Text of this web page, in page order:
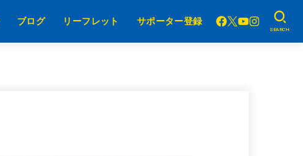
ブログ リーフレット サポーター登録
SEARCH